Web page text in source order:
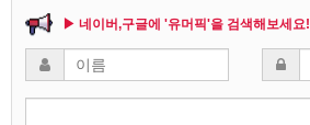
▶ 네이버,구글에 '유머픽'을 검색해보세요!